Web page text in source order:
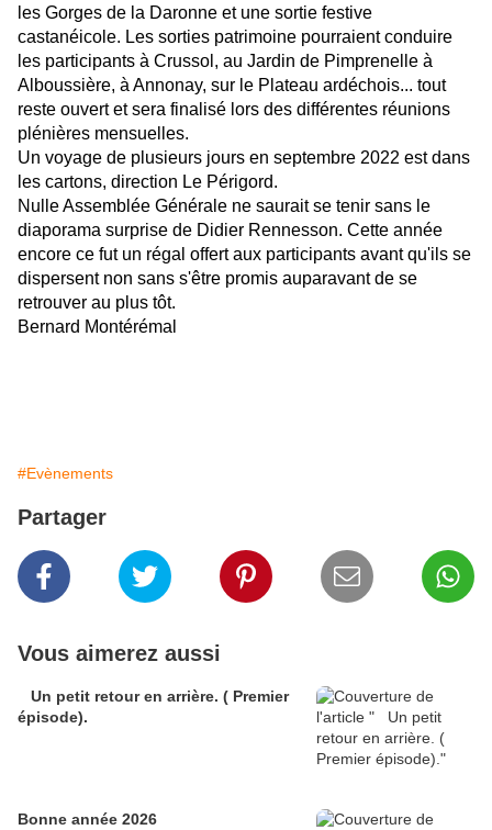
les Gorges de la Daronne et une sortie festive
castanéicole. Les sorties patrimoine pourraient conduire
les participants à Crussol, au Jardin de Pimprenelle à
Alboussière, à Annonay, sur le Plateau ardéchois... tout
reste ouvert et sera finalisé lors des différentes réunions
plénières mensuelles.
Un voyage de plusieurs jours en septembre 2022 est dans
les cartons, direction Le Périgord.
Nulle Assemblée Générale ne saurait se tenir sans le
diaporama surprise de Didier Rennesson. Cette année
encore ce fut un régal offert aux participants avant qu'ils se
dispersent non sans s'être promis auparavant de se
retrouver au plus tôt.
Bernard Montérémal
#Evènements
Partager
Vous aimerez aussi
Un petit retour en arrière. ( Premier
épisode).
Bonne année 2026